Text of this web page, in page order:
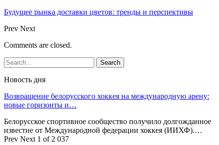
Будущее рынка доставки цветов: тренды и перспективы
Prev Next
Comments are closed.
Новость дня
Возвращение белорусского хоккея на международную арену:
новые горизонты и…
Белорусское спортивное сообщество получило долгожданное
известие от Международной федерации хоккея (ИИХФ).…
Prev Next 1 of 2 037